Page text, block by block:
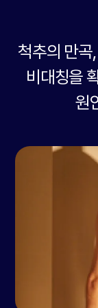
척추의 만곡
비대칭을
원